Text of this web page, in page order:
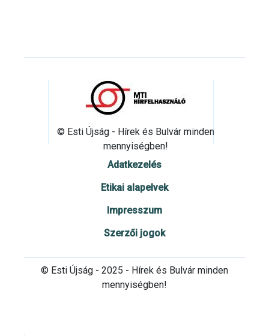
© Esti Újság - Hírek és Bulvár minden
mennyiségben!
Adatkezelés
Etikai alapelvek
Impresszum
Szerzői jogok
© Esti Újság - 2025 - Hírek és Bulvár minden
mennyiségben!